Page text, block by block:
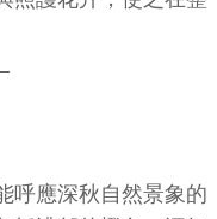
呼應深秋自然景象的